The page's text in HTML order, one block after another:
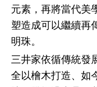
元素，再將當代美
塑造成可以繼續再
明珠。
三井家依循傳統發
全以檜木打造、如